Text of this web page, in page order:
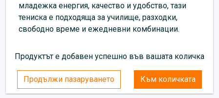
младежка енергия, качество и удобство, тази
тениска е подходяща за училище, разходки,
свободно време и ежедневни комбинации.
Продуктът е добавен успешно във вашата количка
Продължи пазаруването Към количката